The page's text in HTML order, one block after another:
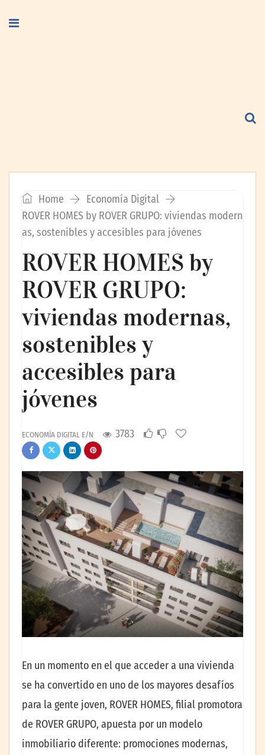
Home
Economía Digital
ROVER HOMES by ROVER GRUPO: viviendas modern
as, sostenibles y accesibles para jóvenes
ROVER HOMES by
ROVER GRUPO:
viviendas modernas,
sostenibles y
accesibles para
jóvenes
ECONOMÍA DIGITAL E/N 3783
En un momento en el que acceder a una vivienda
se ha convertido en uno de los mayores desafíos
para la gente joven, ROVER HOMES, filial promotora
de ROVER GRUPO, apuesta por un modelo
inmobiliario diferente: promociones modernas,